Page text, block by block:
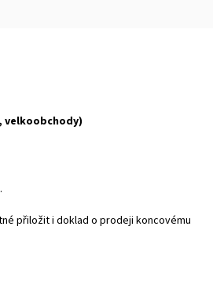
přiložit i doklad o prodeji koncovému